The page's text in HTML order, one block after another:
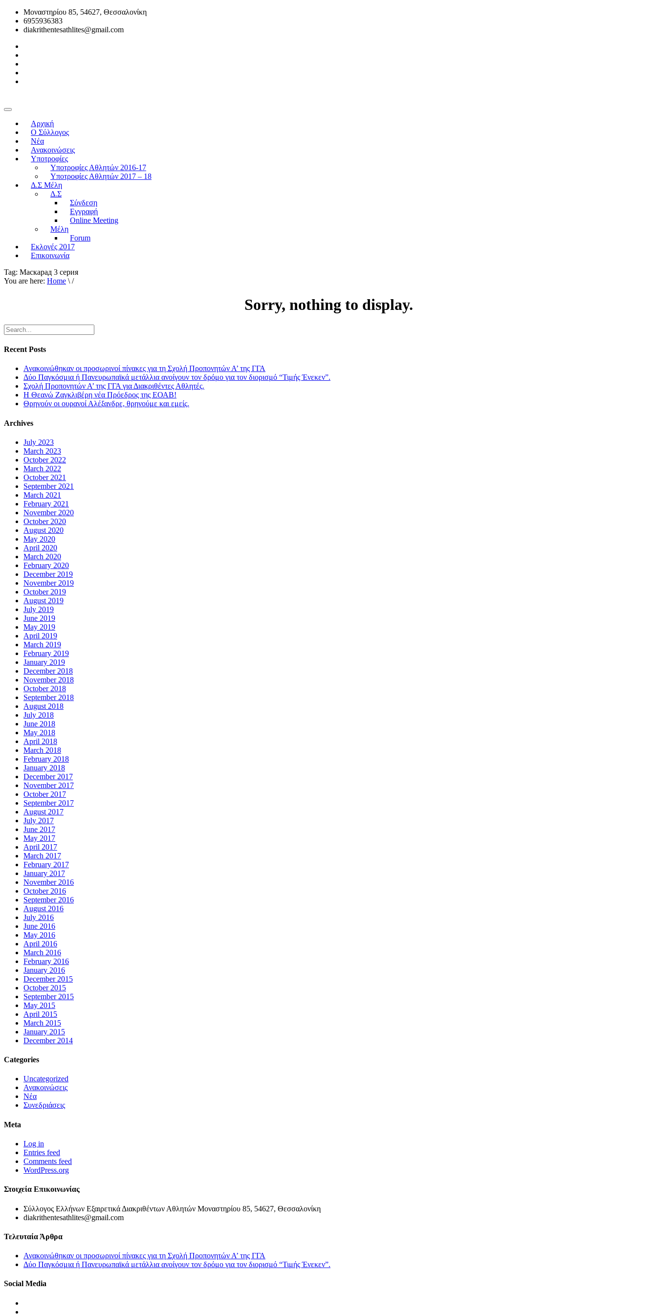
Μοναστηρίου 85, 54627, Θεσσαλονίκη
6955936383
diakrithentesathlites@gmail.com
Αρχική
O Σύλλογος
Νέα
Ανακοινώσεις
Υποτροφίες
Υποτροφίες Αθλητών 2016-17
Υποτροφίες Αθλητών 2017 – 18
Δ.Σ Μέλη
Δ.Σ
Σύνδεση
Εγγραφή
Online Meeting
Μέλη
Forum
Εκλογές 2017
Επικοινωνία
Tag: Маскарад 3 серия
You are here: Home \ /
Sorry, nothing to display.
Recent Posts
Ανακοινώθηκαν οι προσωρινοί πίνακες για τη Σχολή Προπονητών Α’ της ΓΓΑ
Δύο Παγκόσμια ή Πανευρωπαϊκά μετάλλια ανοίγουν τον δρόμο για τον διορισμό “Τιμής Ένεκεν”.
Σχολή Προπονητών Α’ της ΓΓΑ για Διακριθέντες Αθλητές.
Η Θεανώ Ζαγκλιβέρη νέα Πρόεδρος της ΕΟΑΒ!
Θρηνούν οι ουρανοί Αλέξανδρε, θρηνούμε και εμείς.
Archives
July 2023
March 2023
October 2022
March 2022
October 2021
September 2021
March 2021
February 2021
November 2020
October 2020
August 2020
May 2020
April 2020
March 2020
February 2020
December 2019
November 2019
October 2019
August 2019
July 2019
June 2019
May 2019
April 2019
March 2019
February 2019
January 2019
December 2018
November 2018
October 2018
September 2018
August 2018
July 2018
June 2018
May 2018
April 2018
March 2018
February 2018
January 2018
December 2017
November 2017
October 2017
September 2017
August 2017
July 2017
June 2017
May 2017
April 2017
March 2017
February 2017
January 2017
November 2016
October 2016
September 2016
August 2016
July 2016
June 2016
May 2016
April 2016
March 2016
February 2016
January 2016
December 2015
October 2015
September 2015
May 2015
April 2015
March 2015
January 2015
December 2014
Categories
Uncategorized
Ανακοινώσεις
Νέα
Συνεδριάσεις
Meta
Log in
Entries feed
Comments feed
WordPress.org
Στοιχεία Επικοινωνίας
Σύλλογος Ελλήνων Εξαιρετικά Διακριθέντων Αθλητών Μοναστηρίου 85, 54627, Θεσσαλονίκη
diakrithentesathlites@gmail.com
Τελευταία Άρθρα
Ανακοινώθηκαν οι προσωρινοί πίνακες για τη Σχολή Προπονητών Α’ της ΓΓΑ
Δύο Παγκόσμια ή Πανευρωπαϊκά μετάλλια ανοίγουν τον δρόμο για τον διορισμό “Τιμής Ένεκεν”.
Social Media